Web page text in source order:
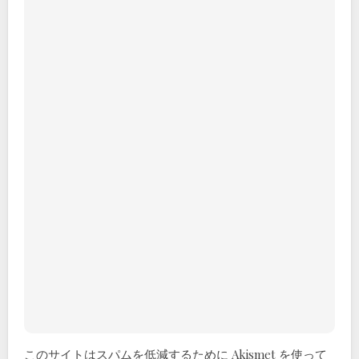
このサイトはスパムを低減するために Akismet を使って